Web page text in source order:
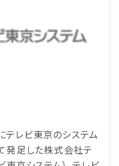
テレビ東京のシステム
発足した株式会社テ